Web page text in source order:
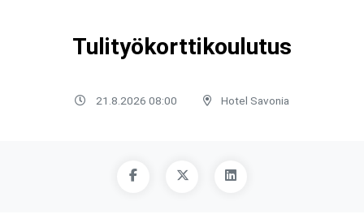
Tulityökorttikoulutus
21.8.2026 08:00 Hotel Savonia